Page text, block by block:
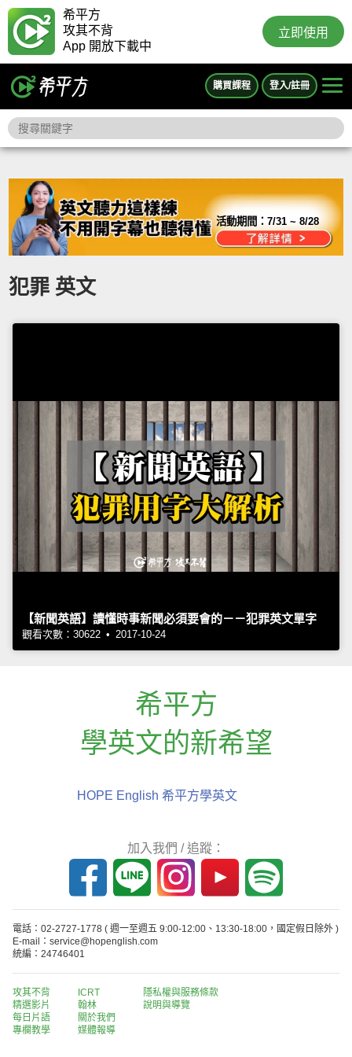
希平方
攻其不背
App 開放下載中
立即使用
購買課程 登入/註冊
活動期間：7/31 ~ 8/28
犯罪 英文
【新聞英語】讀懂時事新聞必須要會的－－犯罪英文單字
觀看次數：30622 • 2017-10-24
希平方
學英文的新希望
HOPE English 希平方學英文
加入我們 / 追蹤：
電話：02-2727-1778 ( 週一至週五 9:00-12:00、13:30-18:00，國定假日除外 )
E-mail：service@hopenglish.com
統編：24746401
攻其不背
精選影片
每日片語
專欄教學
ICRT
翰林
關於我們
媒體報導
隱私權與服務條款
說明與導覽